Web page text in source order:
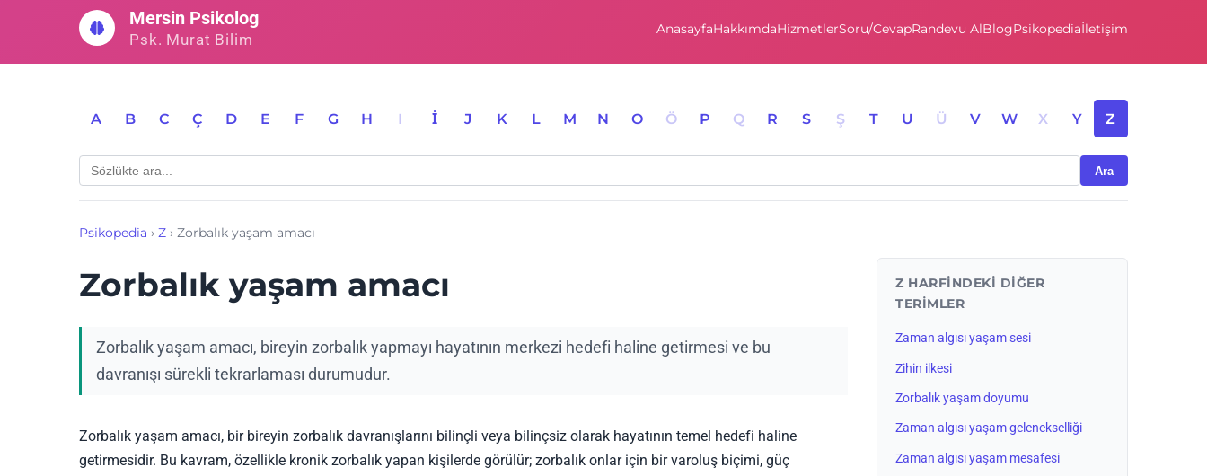
Mersin Psikolog
Psk. Murat Bilim
AnasayfaHakkımdaHizmetlerSoru/CevapRandevu AlBlogPsikopediaİletişim
A B C Ç D E F G H I İ J K L M N O Ö P Q R S Ş T U Ü V W X Y Z
Ara
Psikopedia › Z › Zorbalık yaşam amacı
Zorbalık yaşam amacı
Zorbalık yaşam amacı, bireyin zorbalık yapmayı hayatının merkezi hedefi haline getirmesi ve bu
davranışı sürekli tekrarlaması durumudur.
Zorbalık yaşam amacı, bir bireyin zorbalık davranışlarını bilinçli veya bilinçsiz olarak hayatının temel hedefi haline
getirmesidir. Bu kavram, özellikle kronik zorbalık yapan kişilerde görülür; zorbalık onlar için bir varoluş biçimi, güç
Z HARFINDEKI DIĞER
TERIMLER
Zaman algısı yaşam sesi
Zihin ilkesi
Zorbalık yaşam doyumu
Zaman algısı yaşam gelenekselliği
Zaman algısı yaşam mesafesi